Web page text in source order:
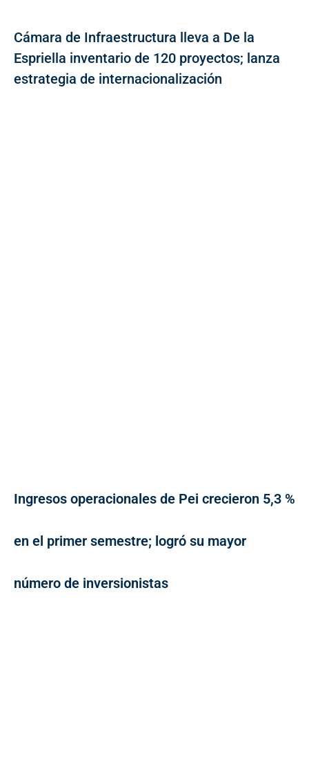
Cámara de Infraestructura lleva a De la
Espriella inventario de 120 proyectos; lanza
estrategia de internacionalización
Ingresos operacionales de Pei crecieron 5,3 %
en el primer semestre; logró su mayor
número de inversionistas